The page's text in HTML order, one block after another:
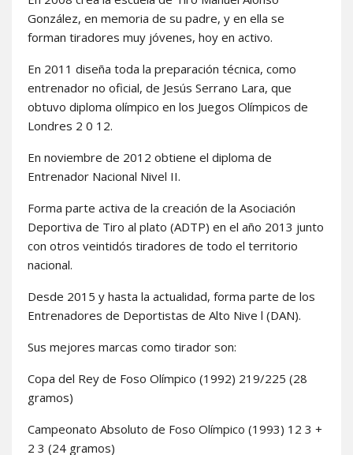
González, en memoria de su padre, y en ella se
forman tiradores muy jóvenes, hoy en activo.
En 2011 diseña toda la preparación técnica, como
entrenador no oficial, de Jesús Serrano Lara, que
obtuvo diploma olímpico en los Juegos Olímpicos de
Londres 2 0 12.
En noviembre de 2012 obtiene el diploma de
Entrenador Nacional Nivel II.
Forma parte activa de la creación de la Asociación
Deportiva de Tiro al plato (ADTP) en el año 2013 junto
con otros veintidós tiradores de todo el territorio
nacional.
Desde 2015 y hasta la actualidad, forma parte de los
Entrenadores de Deportistas de Alto Nive l (DAN).
Sus mejores marcas como tirador son:
Copa del Rey de Foso Olímpico (1992) 219/225 (28
gramos)
Campeonato Absoluto de Foso Olímpico (1993) 12 3 +
2 3 (24 gramos)